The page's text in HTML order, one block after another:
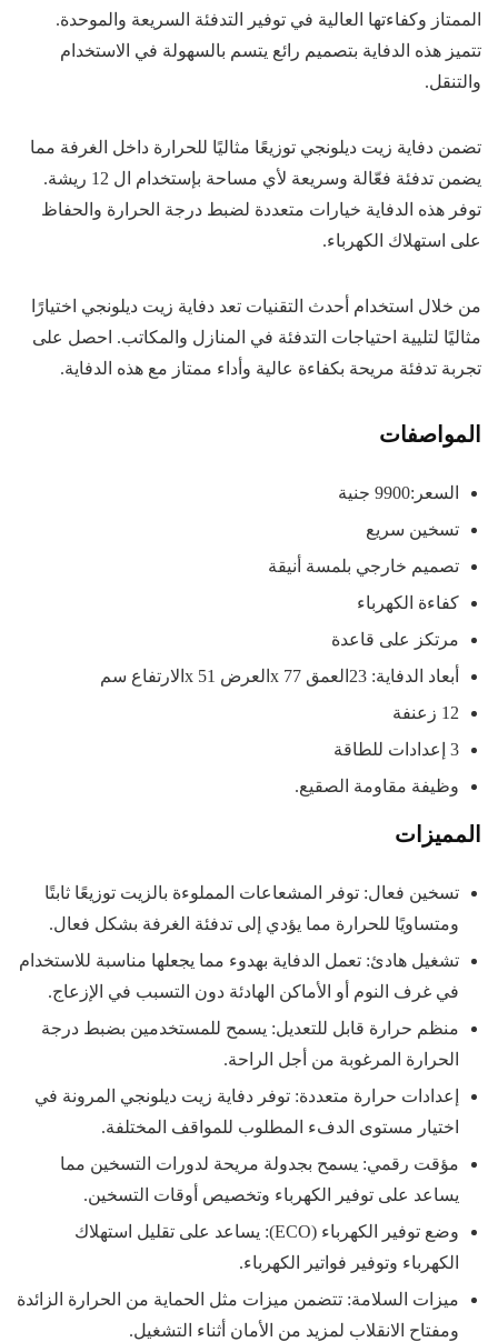
الممتاز وكفاءتها العالية في توفير التدفئة السريعة والموحدة.
تتميز هذه الدفاية بتصميم رائع يتسم بالسهولة في الاستخدام
والتنقل.
تضمن دفاية زيت ديلونجي توزيعًا مثاليًا للحرارة داخل الغرفة مما
يضمن تدفئة فعّالة وسريعة لأي مساحة بإستخدام ال 12 ريشة.
توفر هذه الدفاية خيارات متعددة لضبط درجة الحرارة والحفاظ
على استهلاك الكهرباء.
من خلال استخدام أحدث التقنيات تعد دفاية زيت ديلونجي اختيارًا
مثاليًا لتليية احتياجات التدفئة في المنازل والمكاتب. احصل على
تجربة تدفئة مريحة بكفاءة عالية وأداء ممتاز مع هذه الدفاية.
المواصفات
السعر:9900 جنية
تسخين سريع
تصميم خارجي بلمسة أنيقة
كفاءة الكهرباء
مرتكز على قاعدة
أبعاد الدفاية: 23العمق x 77العرض x 51الارتفاع سم
12 زعنفة
3 إعدادات للطاقة
وظيفة مقاومة الصقيع.
المميزات
تسخين فعال: توفر المشعاعات المملوءة بالزيت توزيعًا ثابتًا
ومتساويًا للحرارة مما يؤدي إلى تدفئة الغرفة بشكل فعال.
تشغيل هادئ: تعمل الدفاية بهدوء مما يجعلها مناسبة للاستخدام
في غرف النوم أو الأماكن الهادئة دون التسبب في الإزعاج.
منظم حرارة قابل للتعديل: يسمح للمستخدمين بضبط درجة
الحرارة المرغوبة من أجل الراحة.
إعدادات حرارة متعددة: توفر دفاية زيت ديلونجي المرونة في
اختيار مستوى الدفء المطلوب للمواقف المختلفة.
مؤقت رقمي: يسمح بجدولة مريحة لدورات التسخين مما
يساعد على توفير الكهرباء وتخصيص أوقات التسخين.
وضع توفير الكهرباء (ECO): يساعد على تقليل استهلاك
الكهرباء وتوفير فواتير الكهرباء.
ميزات السلامة: تتضمن ميزات مثل الحماية من الحرارة الزائدة
ومفتاح الانقلاب لمزيد من الأمان أثناء التشغيل.